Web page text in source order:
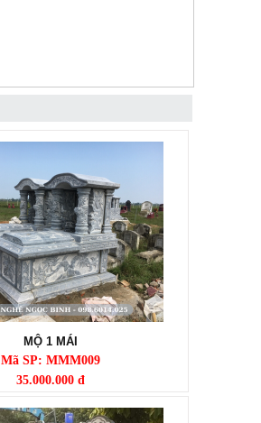
MỘ 1 MÁI
Mã SP: MMM009
35.000.000 đ